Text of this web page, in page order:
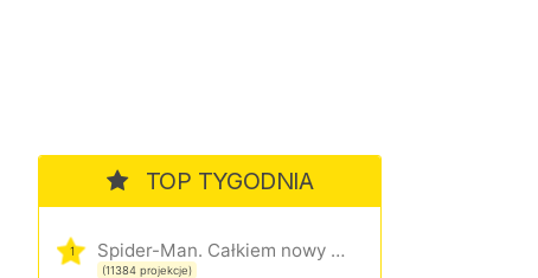
TOP TYGODNIA
1 Spider-Man. Całkiem nowy dzień
(11384 projekcje)